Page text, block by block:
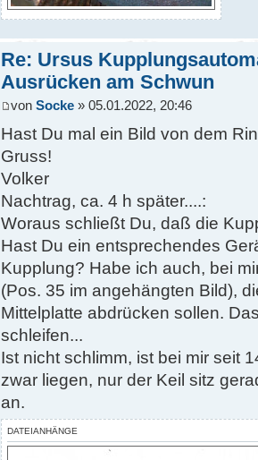
Re: Ursus
Ausrücken am Schwun
von Socke » 05.01.2022, 20:46
Hast Du mal ein Bild von dem
Gruss!
Volker
Nachtrag, ca. 4 h später....:
Woraus schließt Du, daß die
Hast Du ein entsprechendes
Kupplung? Habe ich auch, bei
(Pos. 35 im angehängten Bild),
Mittelplatte abdrücken sollen.
schleifen...
Ist nicht schlimm, ist bei mir seit
zwar liegen, nur der Keil sitz
an.
DATEIANHÄNGE